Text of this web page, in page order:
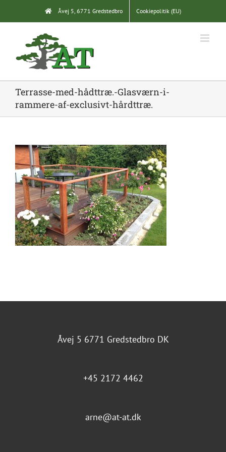
content
Åvej 5, 6771 Gredstedbro Cookiepolitik (EU)
Terrasse-med-hådttræ.-Glasværn-i-
rammere-af-exclusivt-hårdttræ.
Åvej 5 6771 Gredstedbro DK
+45 2172 4462
arne@at-at.dk